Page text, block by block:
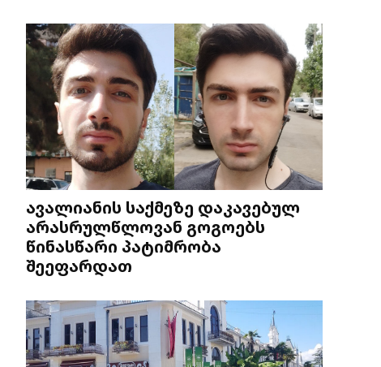
ავალიანის საქმეზე დაკავებულ
არასრულწლოვან გოგოებს
წინასწარი პატიმრობა
შეეფარდათ